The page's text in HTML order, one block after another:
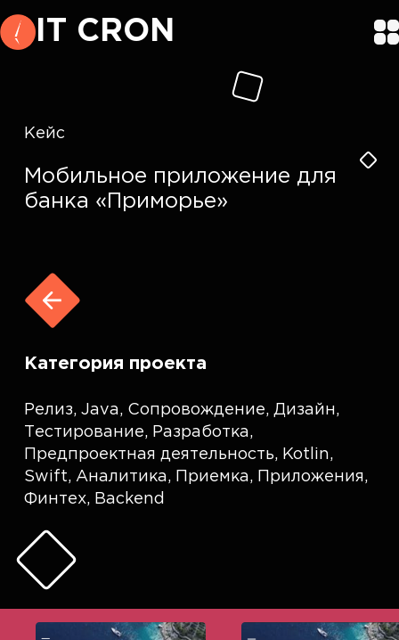
IT CRON
Кейс
Мобильное приложение для
банка «Приморье»
Категория проекта
Релиз,Java, Сопровождение, Дизайн,
Тестирование, Разработка,
Предпроектная деятельность, Kotlin,
Swift, Аналитика, Приемка, Приложения,
Финтех, Backend